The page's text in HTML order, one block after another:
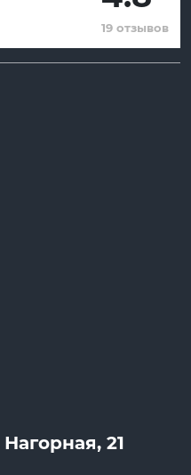
19 отзывов
Нагорная, 21